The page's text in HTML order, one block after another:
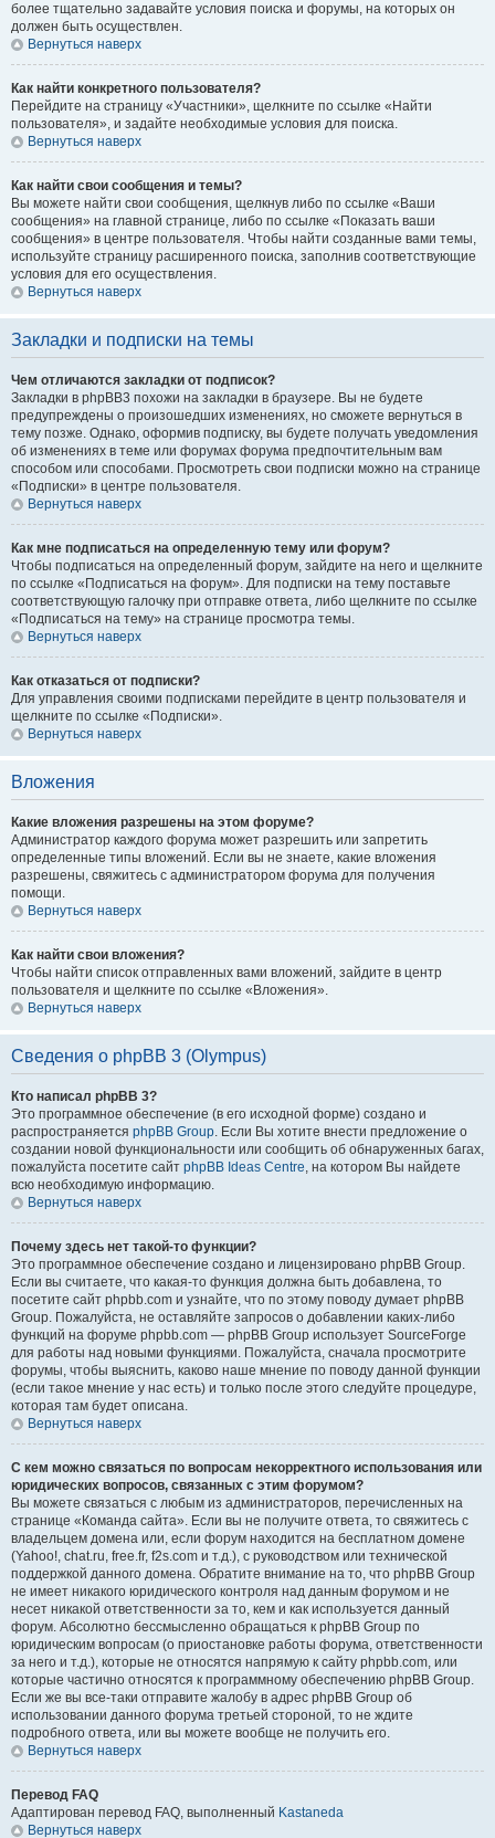
более тщательно задавайте условия поиска и форумы, на которых он
должен быть осуществлен.
Вернуться наверх
Как найти конкретного пользователя?
Перейдите на страницу «Участники», щелкните по ссылке «Найти
пользователя», и задайте необходимые условия для поиска.
Вернуться наверх
Как найти свои сообщения и темы?
Вы можете найти свои сообщения, щелкнув либо по ссылке «Ваши
сообщения» на главной странице, либо по ссылке «Показать ваши
сообщения» в центре пользователя. Чтобы найти созданные вами темы,
используйте страницу расширенного поиска, заполнив соответствующие
условия для его осуществления.
Вернуться наверх
Закладки и подписки на темы
Чем отличаются закладки от подписок?
Закладки в phpBB3 похожи на закладки в браузере. Вы не будете
предупреждены о произошедших изменениях, но сможете вернуться в
тему позже. Однако, оформив подписку, вы будете получать уведомления
об изменениях в теме или форумах форума предпочтительным вам
способом или способами. Просмотреть свои подписки можно на странице
«Подписки» в центре пользователя.
Вернуться наверх
Как мне подписаться на определенную тему или форум?
Чтобы подписаться на определенный форум, зайдите на него и щелкните
по ссылке «Подписаться на форум». Для подписки на тему поставьте
соответствующую галочку при отправке ответа, либо щелкните по ссылке
«Подписаться на тему» на странице просмотра темы.
Вернуться наверх
Как отказаться от подписки?
Для управления своими подписками перейдите в центр пользователя и
щелкните по ссылке «Подписки».
Вернуться наверх
Вложения
Какие вложения разрешены на этом форуме?
Администратор каждого форума может разрешить или запретить
определенные типы вложений. Если вы не знаете, какие вложения
разрешены, свяжитесь с администратором форума для получения
помощи.
Вернуться наверх
Как найти свои вложения?
Чтобы найти список отправленных вами вложений, зайдите в центр
пользователя и щелкните по ссылке «Вложения».
Вернуться наверх
Сведения о phpBB 3 (Olympus)
Кто написал phpBB 3?
Это программное обеспечение (в его исходной форме) создано и
распространяется phpBB Group. Если Вы хотите внести предложение о
создании новой функциональности или сообщить об обнаруженных багах,
пожалуйста посетите сайт phpBB Ideas Centre, на котором Вы найдете
всю необходимую информацию.
Вернуться наверх
Почему здесь нет такой-то функции?
Это программное обеспечение создано и лицензировано phpBB Group.
Если вы считаете, что какая-то функция должна быть добавлена, то
посетите сайт phpbb.com и узнайте, что по этому поводу думает phpBB
Group. Пожалуйста, не оставляйте запросов о добавлении каких-либо
функций на форуме phpbb.com — phpBB Group использует SourceForge
для работы над новыми функциями. Пожалуйста, сначала просмотрите
форумы, чтобы выяснить, каково наше мнение по поводу данной функции
(если такое мнение у нас есть) и только после этого следуйте процедуре,
которая там будет описана.
Вернуться наверх
С кем можно связаться по вопросам некорректного использования или
юридических вопросов, связанных с этим форумом?
Вы можете связаться с любым из администраторов, перечисленных на
странице «Команда сайта». Если вы не получите ответа, то свяжитесь с
владельцем домена или, если форум находится на бесплатном домене
(Yahoo!, chat.ru, free.fr, f2s.com и т.д.), с руководством или технической
поддержкой данного домена. Обратите внимание на то, что phpBB Group
не имеет никакого юридического контроля над данным форумом и не
несет никакой ответственности за то, кем и как используется данный
форум. Абсолютно бессмысленно обращаться к phpBB Group по
юридическим вопросам (о приостановке работы форума, ответственности
за него и т.д.), которые не относятся напрямую к сайту phpbb.com, или
которые частично относятся к программному обеспечению phpBB Group.
Если же вы все-таки отправите жалобу в адрес phpBB Group об
использовании данного форума третьей стороной, то не ждите
подробного ответа, или вы можете вообще не получить его.
Вернуться наверх
Перевод FAQ
Адаптирован перевод FAQ, выполненный Kastaneda
Вернуться наверх